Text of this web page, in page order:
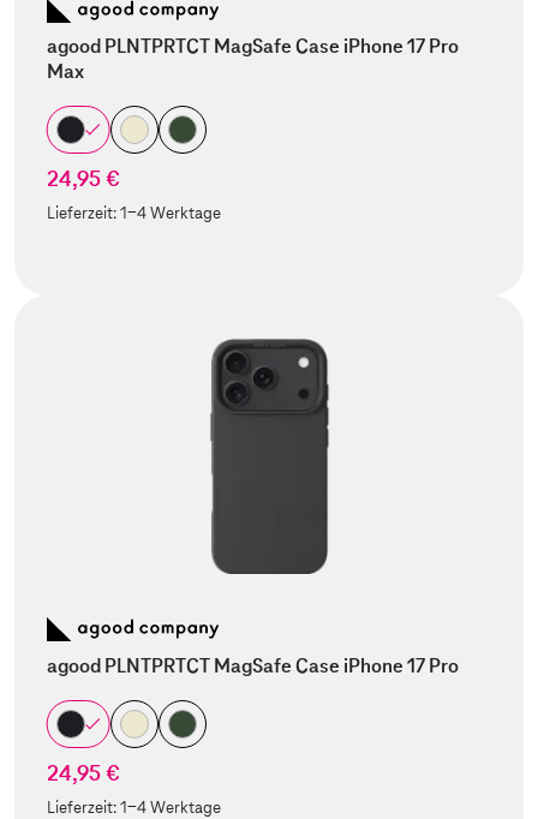
agood PLNTPRTCT MagSafe Case iPhone 17 Pro
Max
24,95 €
Lieferzeit:1-4 Werktage
agood PLNTPRTCT MagSafe Case iPhone 17 Pro
24,95 €
Lieferzeit:1-4 Werktage